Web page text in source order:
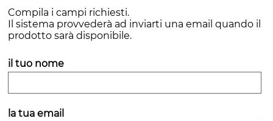
Compila i campi richiesti.
Il sistema provvederà ad inviarti una email quando il
prodotto sarà disponibile.
il tuo nome
la tua email